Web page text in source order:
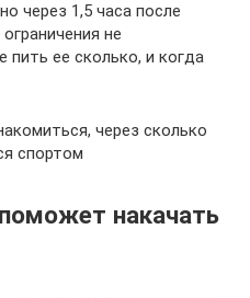
через 1,5 часа после
не
ее сколько, и когда
через сколько
спортом
накачать